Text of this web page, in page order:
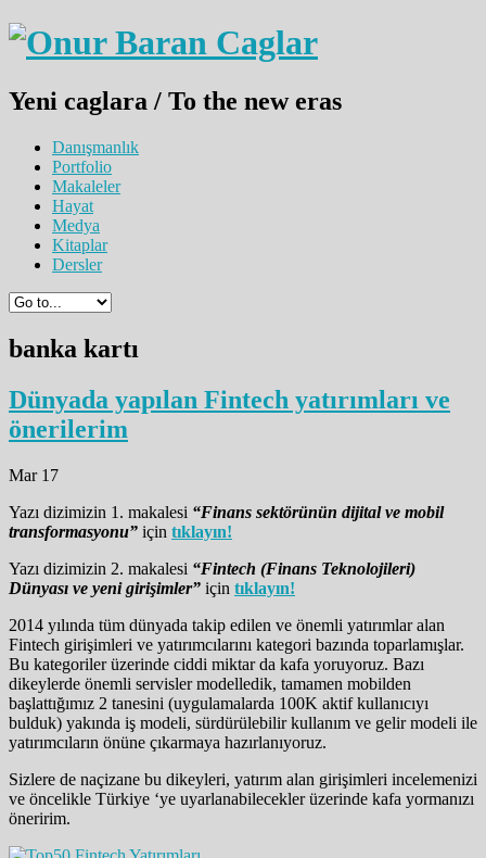
Yeni caglara / To the new eras
Danışmanlık
Portfolio
Makaleler
Hayat
Medya
Kitaplar
Dersler
banka kartı
Dünyada yapılan Fintech yatırımları ve
önerilerim
Mar 17
Yazı dizimizin 1. makalesi “Finans sektörünün dijital ve mobil
transformasyonu” için tıklayın!
Yazı dizimizin 2. makalesi “Fintech (Finans Teknolojileri)
Dünyası ve yeni girişimler” için tıklayın!
2014 yılında tüm dünyada takip edilen ve önemli yatırımlar alan
Fintech girişimleri ve yatırımcılarını kategori bazında toparlamışlar.
Bu kategoriler üzerinde ciddi miktar da kafa yoruyoruz. Bazı
dikeylerde önemli servisler modelledik, tamamen mobilden
başlattığımız 2 tanesini (uygulamalarda 100K aktif kullanıcıyı
bulduk) yakında iş modeli, sürdürülebilir kullanım ve gelir modeli ile
yatırımcıların önüne çıkarmaya hazırlanıyoruz.
Sizlere de naçizane bu dikeyleri, yatırım alan girişimleri incelemenizi
ve öncelikle Türkiye ‘ye uyarlanabilecekler üzerinde kafa yormanızı
öneririm.